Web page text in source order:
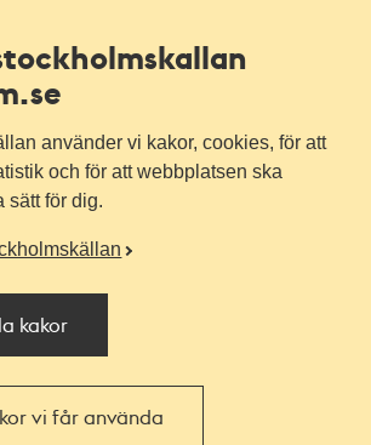
använder vi kakor, cookies, för att
och för att webbplatsen ska
sätt för dig.
kakor
vi får använda